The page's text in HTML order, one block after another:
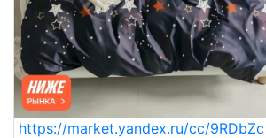
https://market.yandex.ru/cc/9RDbZc